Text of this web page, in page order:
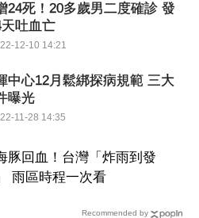
24死！20多歲男二度確診 發
吐血亡
12-10 14:21
中心12月鬆綁探病規範 三大
曝光
11-28 14:35
豚回血！台灣「炸雨到發
雨區時程一次看
Recommended by